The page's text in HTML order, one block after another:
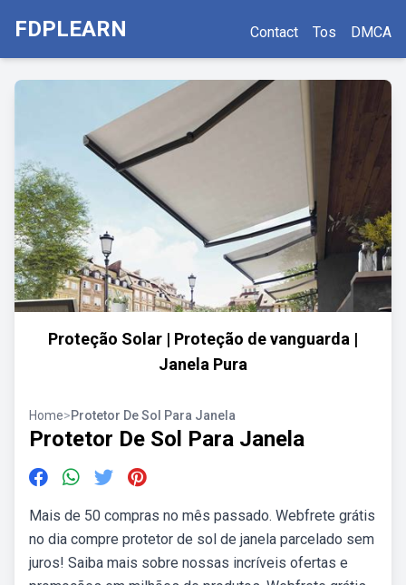
FDPLEARN Contact Tos DMCA
Proteção Solar | Proteção de vanguarda |
Janela Pura
Home>Protetor De Sol Para Janela
Protetor De Sol Para Janela
Mais de 50 compras no mês passado. Webfrete grátis
no dia compre protetor de sol de janela parcelado sem
juros! Saiba mais sobre nossas incríveis ofertas e